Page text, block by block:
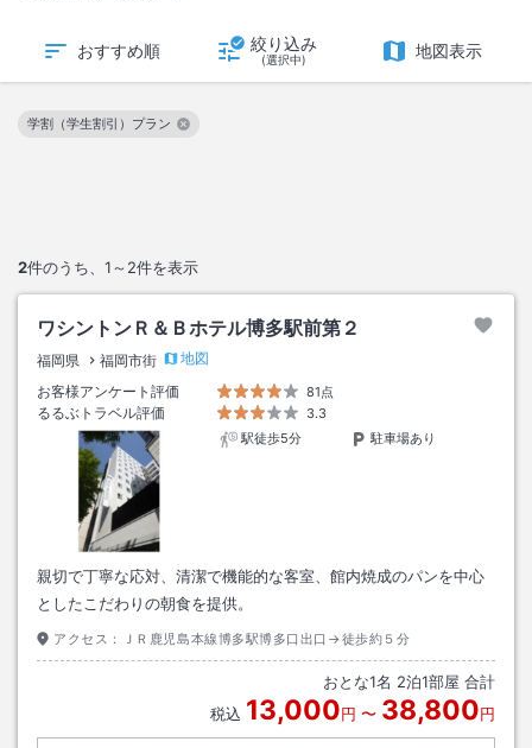
おすすめ順 絞り込み
(選択中) 地図表示
2件のうち、 1～2件を表示
学割（学生割引）プラン
この絞り込み条件を解除
ワシントンＲ＆Ｂホテル博多駅前第２
福岡県 福岡市街
地図
お客様アンケート評価
81点
るるぶトラベル評価
3.3
駅徒歩5分
駐車場あり
親切で丁寧な応対、清潔で機能的な客室、館内焼成のパンを中心
としたこだわりの朝食を提供。
アクセス： ＪＲ鹿児島本線博多駅博多口出口→徒歩約５分
おとな1名 2泊1部屋 合計
税込 13,000円 〜 38,800円